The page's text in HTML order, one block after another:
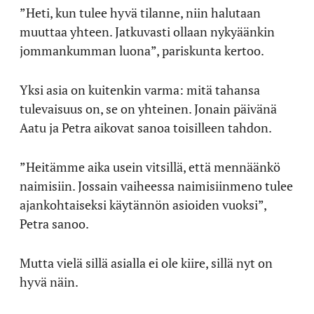
”Heti, kun tulee hyvä tilanne, niin halutaan
muuttaa yhteen. Jatkuvasti ollaan nykyäänkin
jommankumman luona”, pariskunta kertoo.
Yksi asia on kuitenkin varma: mitä tahansa
tulevaisuus on, se on yhteinen. Jonain päivänä
Aatu ja Petra aikovat sanoa toisilleen tahdon.
”Heitämme aika usein vitsillä, että mennäänkö
naimisiin. Jossain vaiheessa naimisiinmeno tulee
ajankohtaiseksi käytännön asioiden vuoksi”,
Petra sanoo.
Mutta vielä sillä asialla ei ole kiire, sillä nyt on
hyvä näin.